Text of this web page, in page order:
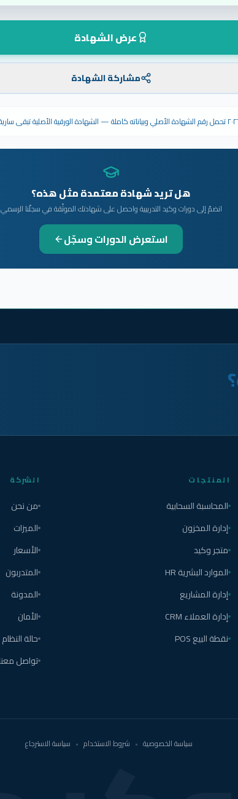
عرض الشهادة
مشاركة الشهادة
هل تريد شهادة معتمدة مثل هذه؟
انضمّ إلى دورات وكيد التدريبية واحصل على شهادتك الموثّقة في سجلّنا الرسمي
استعرض الدورات وسجّل
المنتجات
المحاسبة السحابية
إدارة المخزون
متجر وكيد
الموارد البشرية HR
إدارة المشاريع
إدارة العملاء CRM
نقطة البيع POS
الشركة
من نحن
الميزات
الأسعار
المتدربون
المدونة
الأمان
حالة النظام
تواصل معنا
سياسة الخصوصية • شروط الاستخدام • سياسة الاسترجاع